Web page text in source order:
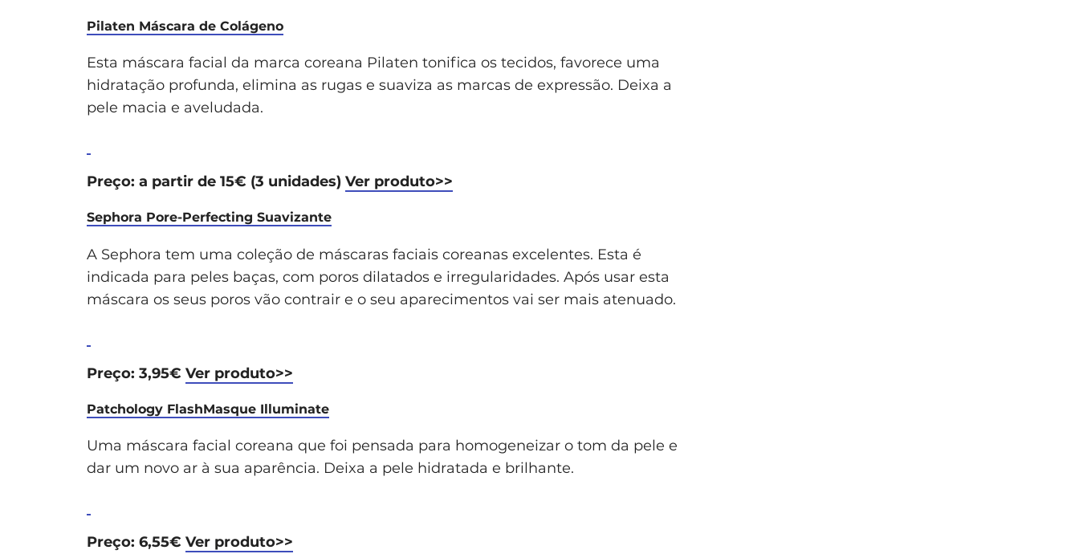
Pilaten Máscara de Colágeno
Esta máscara facial da marca coreana Pilaten tonifica os tecidos, favorece uma
hidratação profunda, elimina as rugas e suaviza as marcas de expressão. Deixa a
pele macia e aveludada.
Preço: a partir de 15€ (3 unidades) Ver produto>>
Sephora Pore-Perfecting Suavizante
A Sephora tem uma coleção de máscaras faciais coreanas excelentes. Esta é
indicada para peles baças, com poros dilatados e irregularidades. Após usar esta
máscara os seus poros vão contrair e o seu aparecimentos vai ser mais atenuado.
Preço: 3,95€ Ver produto>>
Patchology FlashMasque Illuminate
Uma máscara facial coreana que foi pensada para homogeneizar o tom da pele e
dar um novo ar à sua aparência. Deixa a pele hidratada e brilhante.
Preço: 6,55€ Ver produto>>